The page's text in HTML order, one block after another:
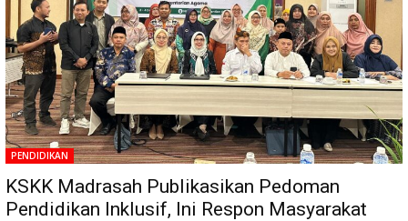
PENDIDIKAN
KSKK Madrasah Publikasikan Pedoman
Pendidikan Inklusif, Ini Respon Masyarakat